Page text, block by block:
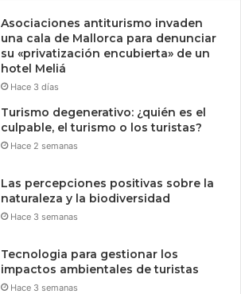
Asociaciones antiturismo invaden
una cala de Mallorca para denunciar
su «privatización encubierta» de un
hotel Meliá
Hace 3 días
Turismo degenerativo: ¿quién es el
culpable, el turismo o los turistas?
Hace 2 semanas
Las percepciones positivas sobre la
naturaleza y la biodiversidad
Hace 3 semanas
Tecnologia para gestionar los
impactos ambientales de turistas
Hace 3 semanas